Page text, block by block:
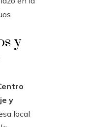
y
y
local